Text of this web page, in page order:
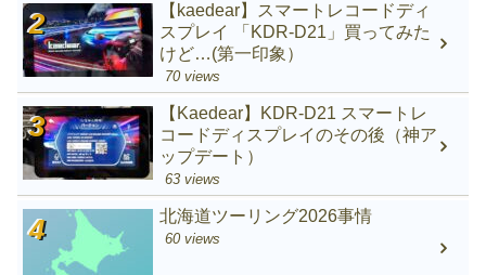
【kaedear】スマートレコードディ
スプレイ 「KDR-D21」買ってみた
けど…(第一印象）
70 views
【Kaedear】KDR-D21 スマートレ
コードディスプレイのその後（神ア
ップデート）
63 views
北海道ツーリング2026事情
60 views